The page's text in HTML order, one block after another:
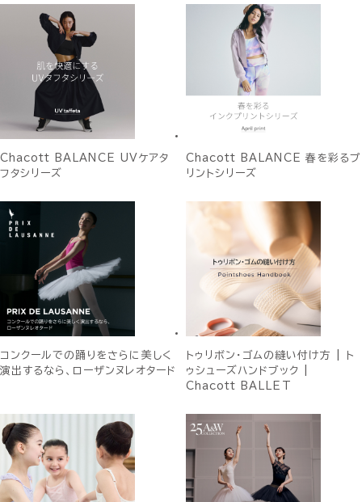
Chacott BALANCE UVケアタ
フタシリーズ
Chacott BALANCE 春を彩るプ
リントシリーズ
コンクールでの踊りをさらに美しく
演出するなら、ローザンヌレオタード
トゥリボン・ゴムの縫い付け方 | ト
ゥシューズハンドブック |
Chacott BALLET